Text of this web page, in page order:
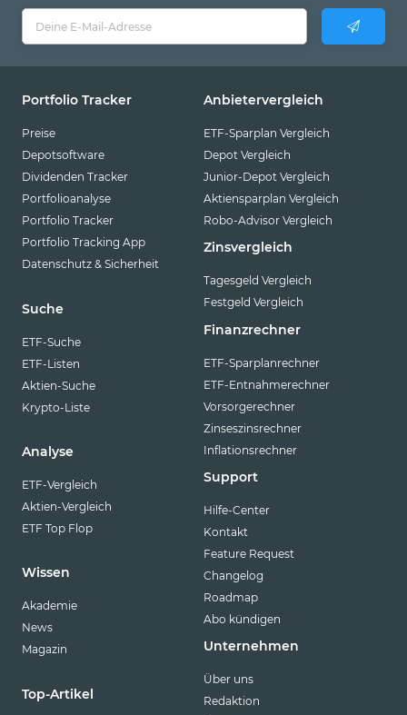
Portfolio Tracker
Preise
Depotsoftware
Dividenden Tracker
Portfolioanalyse
Portfolio Tracker
Portfolio Tracking App
Datenschutz & Sicherheit
Suche
ETF-Suche
ETF-Listen
Aktien-Suche
Krypto-Liste
Analyse
ETF-Vergleich
Aktien-Vergleich
ETF Top Flop
Wissen
Akademie
News
Magazin
Top-Artikel
Anbietervergleich
ETF-Sparplan Vergleich
Depot Vergleich
Junior-Depot Vergleich
Aktiensparplan Vergleich
Robo-Advisor Vergleich
Zinsvergleich
Tagesgeld Vergleich
Festgeld Vergleich
Finanzrechner
ETF-Sparplanrechner
ETF-Entnahmerechner
Vorsorgerechner
Zinseszinsrechner
Inflationsrechner
Support
Hilfe-Center
Kontakt
Feature Request
Changelog
Roadmap
Abo kündigen
Unternehmen
Über uns
Redaktion